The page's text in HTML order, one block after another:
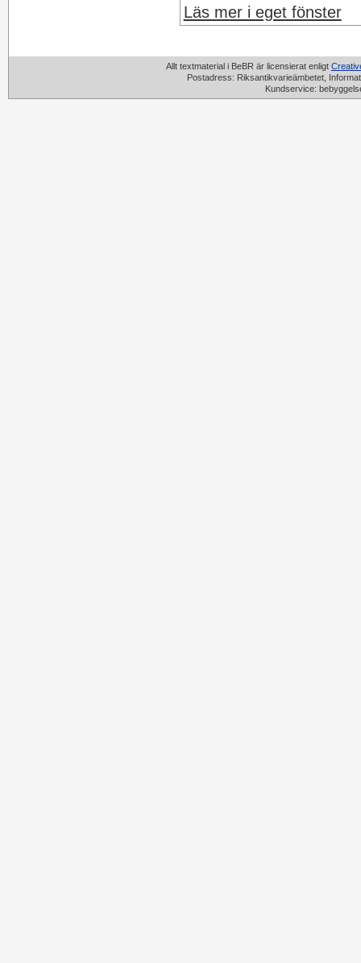
Läs mer i eget fönster
Allt textmaterial i BeBR är licensierat enligt
Postadress: Riksantikvarieämbetet,
Kundservice: